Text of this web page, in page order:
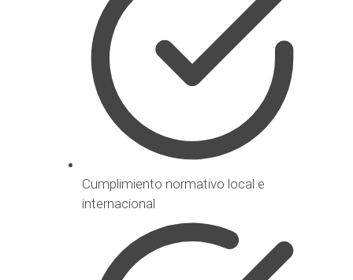
Cumplimiento normativo local e
internacional